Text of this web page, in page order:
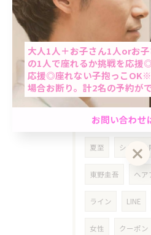
紫外線対策 プ
UVケア PA＋
爽快感 ひんや
ステップトリート
梅雨対策 梅雨
夏至 シリコン
東野圭吾 ヘア
ライン LINE
女性 クーポン
当日予
クーポン一覧
大人1人＋お子さん1人orお
の1人で座れるか挑戦を応援
応援◎座れない子抱っこOK※
場合お断り。計2名の予約がで
お問い合わせ
男性限定★最短60分で完了の
ット☆「ちょっと気になる…
前におすすめ◎自然で清潔感
お問い合わせ